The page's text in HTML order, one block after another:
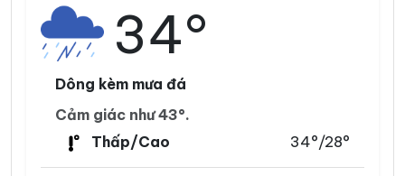
34°
Dông kèm mưa đá
Cảm giác như 43°.
Thấp/Cao
34°/28°